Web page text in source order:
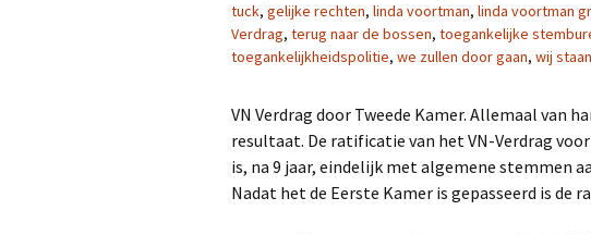
tuck, gelijke rechten, linda voortman, linda voortman
Verdrag, terug naar de bossen, toegankelijke
toegankelijkheidspolitie, we zullen door gaan, wij
VN Verdrag door Tweede Kamer. Allemaal van
resultaat. De ratificatie van het VN-Verdrag
is, na 9 jaar, eindelijk met algemene stemmen
Nadat het de Eerste Kamer is gepasseerd is de